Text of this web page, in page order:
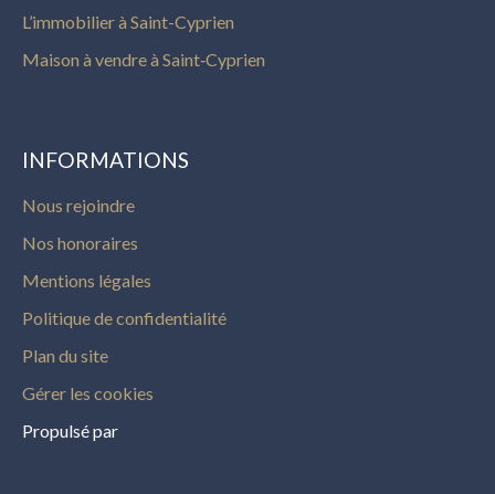
L’immobilier à Saint-Cyprien
Maison à vendre à Saint‑Cyprien
INFORMATIONS
Nous rejoindre
Nos honoraires
Mentions légales
Politique de confidentialité
Plan du site
Gérer les cookies
Propulsé par